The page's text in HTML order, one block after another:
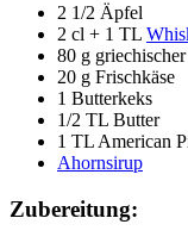
2 1/2 Äpfel
2 cl + 1 TL
80 g
20 g Frischkäse
1 Butterkeks
1/2 TL Butter
1 TL American
Ahornsirup
Zubereitung: